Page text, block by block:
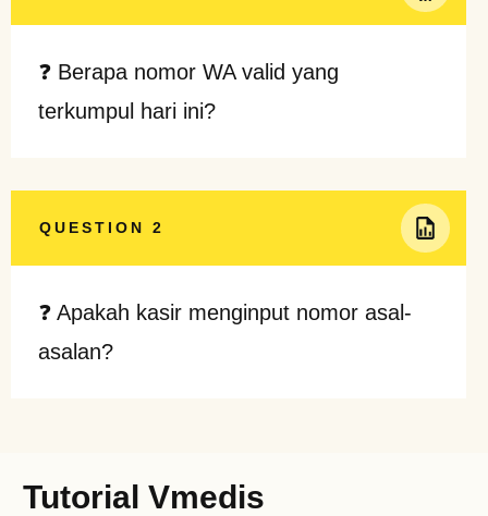
❓ Berapa nomor WA valid yang
terkumpul hari ini?
QUESTION 2
❓ Apakah kasir menginput nomor asal-
asalan?
Tutorial Vmedis